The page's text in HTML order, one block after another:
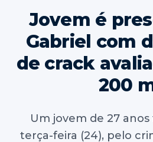
Jovem é
Gabriel com
de crack
200
Um jovem de 27
terça-feira (24), pelo